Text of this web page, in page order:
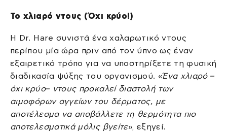
Το χλιαρό ντους (Όχι κρύο!)
Η Dr. Hare συνιστά ένα χαλαρωτικό ντους
περίπου μία ώρα πριν από τον ύπνο ως έναν
εξαιρετικό τρόπο για να υποστηρίξετε τη φυσική
διαδικασία ψύξης του οργανισμού. «Ένα χλιαρό –
όχι κρύο– ντους προκαλεί διαστολή των
αιμοφόρων αγγείων του δέρματος, με
αποτέλεσμα να αποβάλλετε τη θερμότητα πιο
αποτελεσματικά μόλις βγείτε», εξηγεί.